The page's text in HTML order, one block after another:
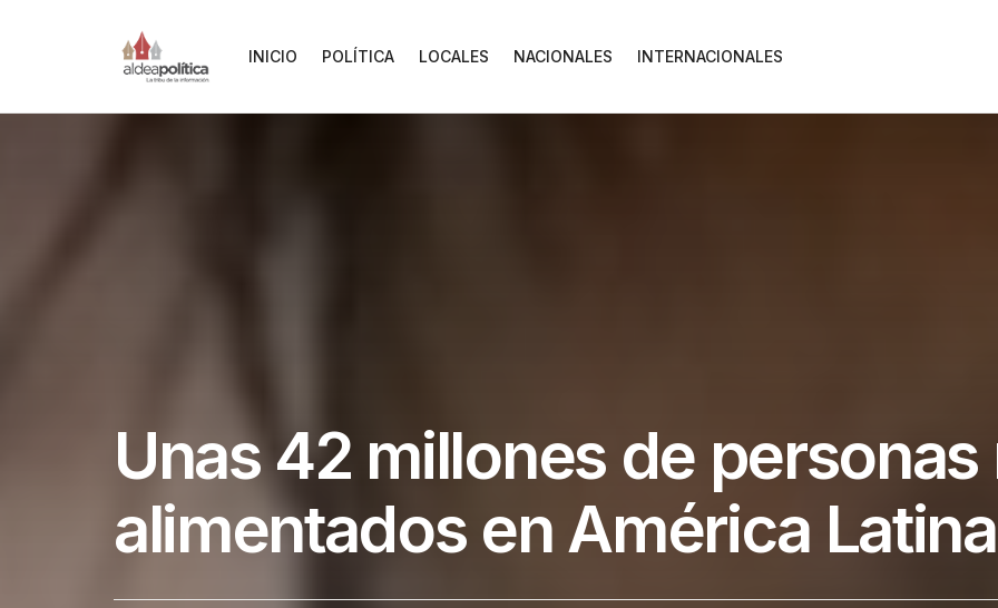
INICIO POLÍTICA LOCALES NACIONALES INTERNACIONALES
Unas 42 millones de personas
alimentados en América Latina